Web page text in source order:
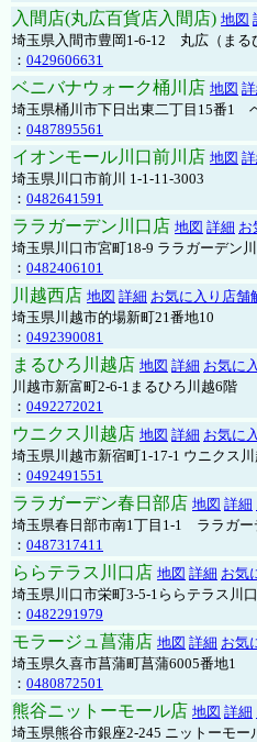
入間店(丸広百貨店入間店) 地図
埼玉県入間市豊岡1-6-12 丸広（まる
： 0429606631
ベニバナウォーク桶川店 地図
埼玉県桶川市下日出東二丁目15番1
： 0487895561
イオンモール川口前川店 地図
埼玉県川口市前川 1-1-11-3003
： 0482641591
ララガーデン川口店 地図 詳細 お
埼玉県川口市宮町18-9 ララガーデン
： 0482406101
川越西店 地図 詳細 お気に入り店舗
埼玉県川越市的場新町21番地10
： 0492390081
まるひろ川越店 地図 詳細 お気に
川越市新富町2-6-1まるひろ川越6階
： 0492272021
ウニクス川越店 地図 詳細 お気に
埼玉県川越市新宿町1-17-1 ウニクス川
： 0492491551
ララガーデン春日部店 地図 詳細
埼玉県春日部市南1丁目1-1 ララガー
： 0487317411
ららテラス川口店 地図 詳細 お気
埼玉県川口市栄町3-5-1ららテラス川
： 0482291979
モラージュ菖蒲店 地図 詳細 お気
埼玉県久喜市菖蒲町菖蒲6005番地1
： 0480872501
熊谷ニットーモール店 地図 詳細
埼玉県熊谷市銀座2-245 ニットーモー